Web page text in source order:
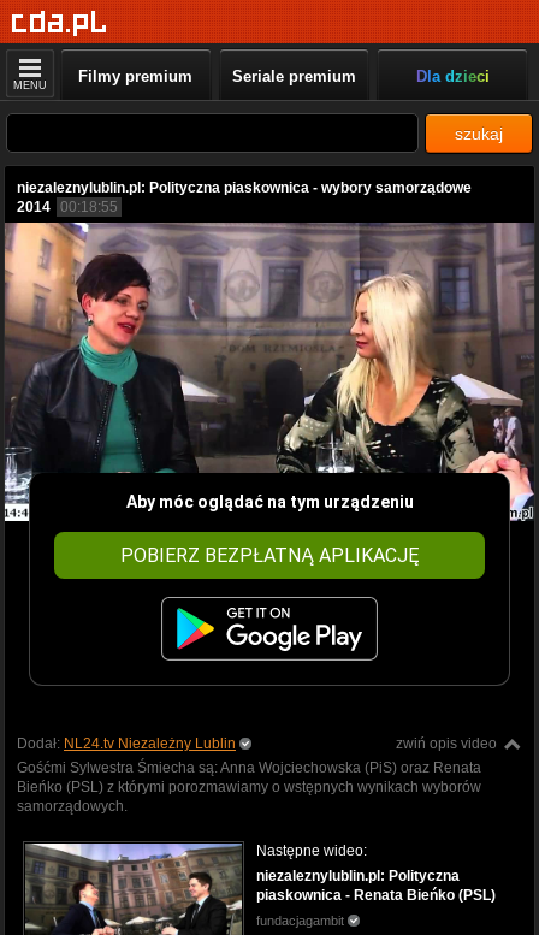
MENU Filmy premium Seriale premium Dla dzieci
szukaj
niezaleznylublin.pl: Polityczna piaskownica - wybory samorządowe
2014 00:18:55
Aby móc oglądać na tym urządzeniu
POBIERZ BEZPŁATNĄ APLIKACJĘ
zwiń opis video
Dodał: NL24.tv Niezależny Lublin
Gośćmi Sylwestra Śmiecha są: Anna Wojciechowska (PiS) oraz Renata
Bieńko (PSL) z którymi porozmawiamy o wstępnych wynikach wyborów
samorządowych.
Następne wideo:
niezaleznylublin.pl: Polityczna
piaskownica - Renata Bieńko (PSL)
fundacjagambit